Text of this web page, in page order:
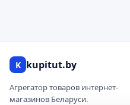
K kupitut.by
Агрегатор товаров интернет-
магазинов Беларуси.